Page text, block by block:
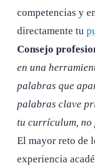
competencias y
directamente tu
Consejo
en una
palabras que
palabras clave
tu currículum, no
El mayor reto de
experiencia